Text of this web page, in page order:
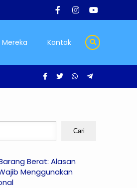
Kontak
Cari
Berat: Alasan
Menggunakan